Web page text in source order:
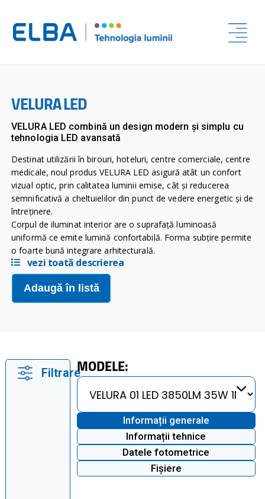
VELURA LED
VELURA LED combină un design modern și simplu cu
tehnologia LED avansată
Destinat utilizării în birouri, hoteluri, centre comerciale, centre
medicale, noul produs VELURA LED asigură atât un confort
vizual optic, prin calitatea luminii emise, cât şi reducerea
semnificativă a cheltuielilor din punct de vedere energetic şi de
întreţinere.
Corpul de iluminat interior are o suprafață luminoasă
uniformă ce emite lumină confortabilă. Forma subțire permite
o foarte bună integrare arhitecturală.
vezi toată descrierea
Adaugă în listă
FiltrareMODELE:
Informații generale
Informații tehnice
Datele fotometrice
Fișiere